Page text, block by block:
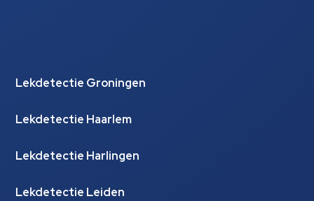
Lekdetectie Groningen
Lekdetectie Haarlem
Lekdetectie Harlingen
Lekdetectie Leiden